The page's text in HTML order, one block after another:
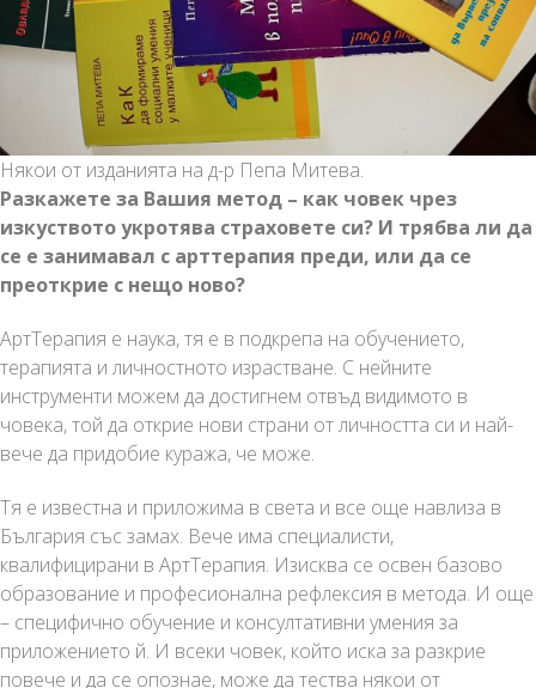
Някои от изданията на д-р Пепа Митева.
Разкажете за Вашия метод – как човек чрез
изкуството укротява страховете си? И трябва ли да
се е занимавал с арттерапия преди, или да се
преоткрие с нещо ново?
АртТерапия е наука, тя е в подкрепа на обучението,
терапията и личностното израстване. С нейните
инструменти можем да достигнем отвъд видимото в
човека, той да открие нови страни от личността си и най-
вече да придобие куража, че може.
Тя е известна и приложима в света и все още навлиза в
България със замах. Вече има специалисти,
квалифицирани в АртТерапия. Изисква се освен базово
образование и професионална рефлексия в метода. И още
– специфично обучение и консултативни умения за
приложението й. И всеки човек, който иска за разкрие
повече и да се опознае, може да тества някои от